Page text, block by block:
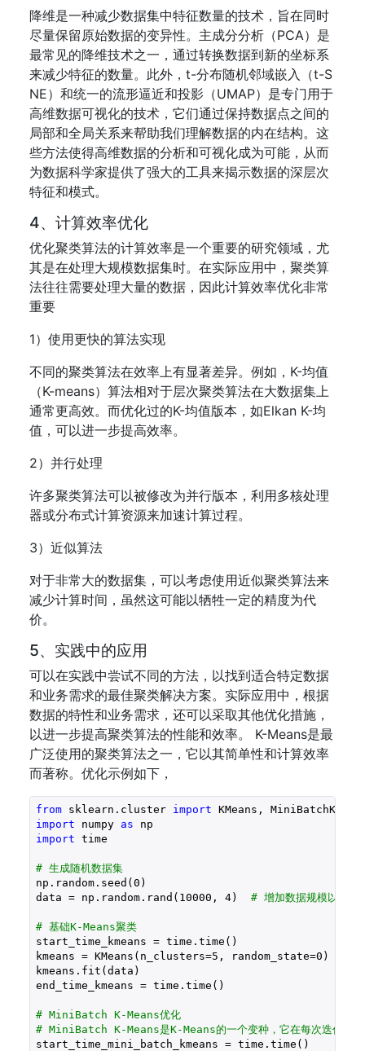
降维是一种减少数据集中特征数量的技术，旨在同时
尽量保留原始数据的变异性。主成分分析（PCA）是
最常见的降维技术之一，通过转换数据到新的坐标系
来减少特征的数量。此外，t-分布随机邻域嵌入（t-S
NE）和统一的流形逼近和投影（UMAP）是专门用于
高维数据可视化的技术，它们通过保持数据点之间的
局部和全局关系来帮助我们理解数据的内在结构。这
些方法使得高维数据的分析和可视化成为可能，从而
为数据科学家提供了强大的工具来揭示数据的深层次
特征和模式。
4、计算效率优化
优化聚类算法的计算效率是一个重要的研究领域，尤
其是在处理大规模数据集时。在实际应用中，聚类算
法往往需要处理大量的数据，因此计算效率优化非常
重要
1）使用更快的算法实现
不同的聚类算法在效率上有显著差异。例如，K-均值
（K-means）算法相对于层次聚类算法在大数据集上
通常更高效。而优化过的K-均值版本，如Elkan K-均
值，可以进一步提高效率。
2）并行处理
许多聚类算法可以被修改为并行版本，利用多核处理
器或分布式计算资源来加速计算过程。
3）近似算法
对于非常大的数据集，可以考虑使用近似聚类算法来
减少计算时间，虽然这可能以牺牲一定的精度为代
价。
5、实践中的应用
可以在实践中尝试不同的方法，以找到适合特定数据
和业务需求的最佳聚类解决方案。实际应用中，根据
数据的特性和业务需求，还可以采取其他优化措施，
以进一步提高聚类算法的性能和效率。 K-Means是最
广泛使用的聚类算法之一，它以其简单性和计算效率
而著称。优化示例如下，
from sklearn.cluster import
import numpy as
import time
# 生成随机数据集
np.random.seed(0 )
data = np.random.rand( 10000 , 4) # 增加数据规模以更明
# 基础K-Means聚类
start_time_kmeans = time.time()
kmeans = KMeans(n_clusters=5 , random_state=0 )
kmeans.fit(data)
end_time_kmeans = time.time()
# MiniBatch K-Means优化
# MiniBatch K-Means是K-Means的一个变种，它在每次迭代中只
start_time_mini_batch_kmeans = time.time()